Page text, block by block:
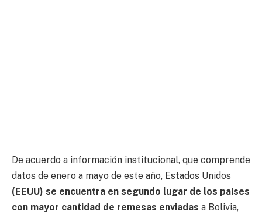
De acuerdo a información institucional, que comprende
datos de enero a mayo de este año, Estados Unidos
(EEUU) se encuentra en segundo lugar de los países
con mayor cantidad de remesas enviadas a Bolivia,